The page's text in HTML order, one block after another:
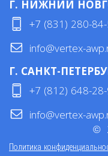
Г. НИЖНИЙ
+7 (831) 280-
info@vertex-
Г. САНКТ-
+7 (812) 648-
info@vertex-
Политика
©